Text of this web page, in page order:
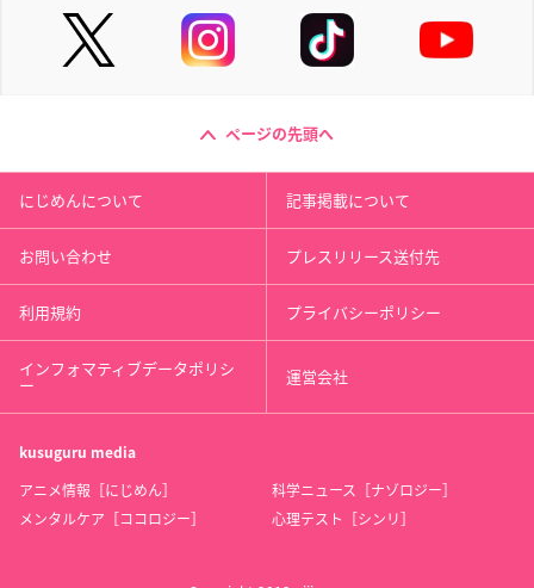
ページの先頭へ
にじめんについて 記事掲載について
お問い合わせ プレスリリース送付先
利用規約 プライバシーポリシー
インフォマティブデータポリシ
ー 運営会社
kusuguru media
アニメ情報［にじめん］
科学ニュース［ナゾロジー］
メンタルケア［ココロジー］
心理テスト［シンリ］